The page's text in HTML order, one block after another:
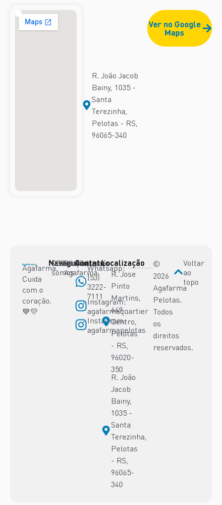
R. João Jacob
Bainy, 1035 -
Santa
Terezinha,
Pelotas - RS,
96065-340
Ver no Google
Maps
Agafarma.
Cuida
com o
coração.
💙💛
Navegue
Quem
somos
Diferenciais
Soluções
Cartão
Agafarma
Localização
Contato
Whatsapp:
(53)
3222-
7111
Instagram:
agafarmaquartier
Instagram:
agafarmapelotas
Localização
R. Jose
Pinto
Martins,
649 -
Centro,
Pelotas
- RS,
96020-
350
R. João
Jacob
Bainy,
1035 -
Santa
Terezinha,
Pelotas
- RS,
96065-
340
©
2026
Agafarma
Pelotas.
Todos
os
direitos
reservados.
Voltar
ao
topo